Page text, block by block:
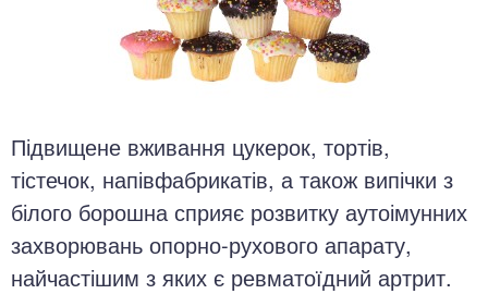
Підвищене вживання цукерок, тортів,
тістечок, напівфабрикатів, а також випічки з
білого борошна сприяє розвитку аутоімунних
захворювань опорно-рухового апарату,
найчастішим з яких є ревматоїдний артрит.